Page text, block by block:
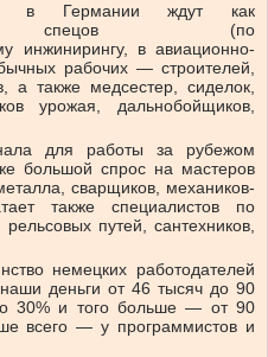
в Германии ждут как
спецов (по
инжинирингу, в авиационно-
рабочих — строителей,
а также медсестер, сиделок,
урожая, дальнобойщиков,
для работы за рубежом
большой спрос на мастеров
сварщиков, механиков-
также специалистов по
путей, сантехников,
немецких работодателей
деньги от 46 тысяч до 90
30% и того больше — от 90
всего — у программистов и